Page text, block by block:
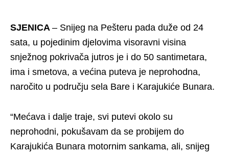
SJENICA – Snijeg na Pešteru pada duže od 24
sata, u pojedinim djelovima visoravni visina
snježnog pokrivača jutros je i do 50 santimetara,
ima i smetova, a većina puteva je neprohodna,
naročito u području sela Bare i Karajukiće Bunara.
“Mećava i dalje traje, svi putevi okolo su
neprohodni, pokušavam da se probijem do
Karajukića Bunara motornim sankama, ali, snijeg